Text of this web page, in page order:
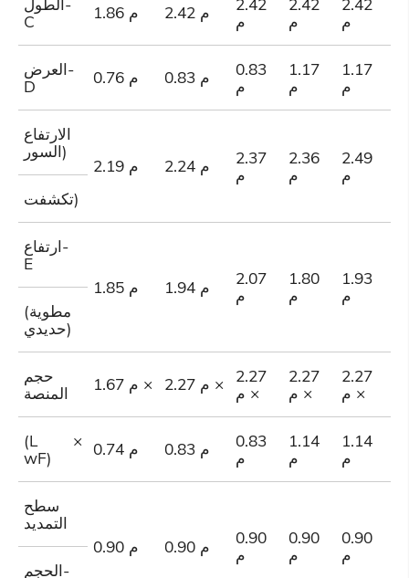
C
1.86 م 2.42 م
م
م
م
العرض-
D
0.76 م 0.83 م
0.83
م
1.17
م
1.17
م
الارتفاع
2.19 م 2.24 م
2.37
م
2.36
م
2.49
م
تكشفت)
ارتفاع-
E
1.85 م
1.94 م
2.07
م
1.80
م
1.93
م
(مطوية
حديدي)
حجم
المنصة
1.67 م × 2.27 م ×
2.27
م ×
2.27
م ×
2.27
م ×
(L ×
wF)
0.74 م 0.83 م
0.83
م
1.14
م
1.14
م
سطح
0.90 م
0.90 م
0.90
م
0.90
م
0.90
م
الحجم-